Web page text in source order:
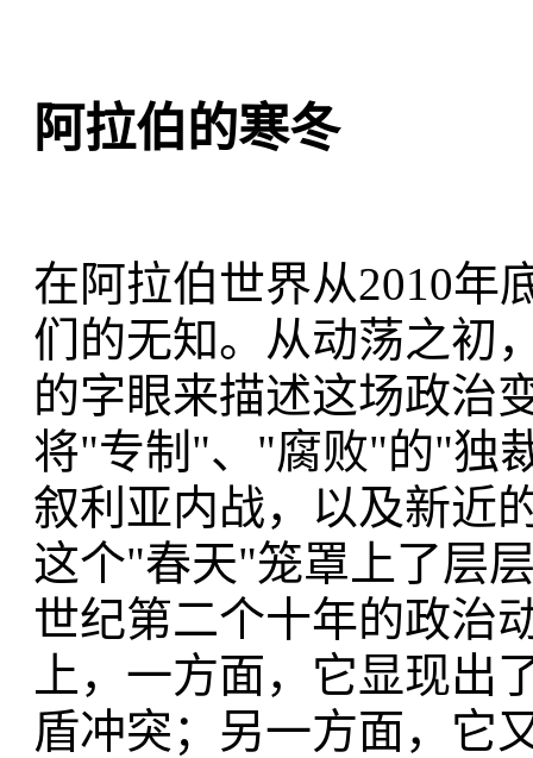
阿拉伯的寒冬
在阿拉伯世界从2010年
们的无知。从动荡之初
的字眼来描述这场政治
将"专制"、"腐败"的"独
叙利亚内战，以及新近
这个"春天"笼罩上了层
世纪第二个十年的政治
上，一方面，它显现出
盾冲突；另一方面，它